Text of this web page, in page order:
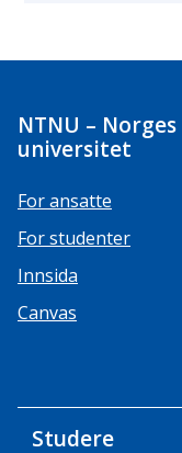
NTNU –
universitet
For ansatte
For studenter
Innsida
Canvas
Studere